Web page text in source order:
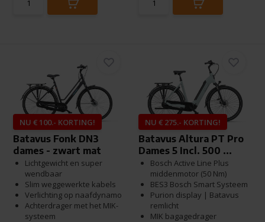
NU € 100.- KORTING!
Batavus Fonk DN3
dames - zwart mat
Lichtgewicht en super
wendbaar
Slim weggewerkte kabels
Verlichting op naafdynamo
Achterdrager met het MIK-
systeem
NU € 275.- KORTING!
Batavus Altura PT Pro
Dames 5 Incl. 500 ...
Bosch Active Line Plus
middenmotor (50 Nm)
BES3 Bosch Smart Systeem
Purion display | Batavus
remlicht
MIK bagagedrager